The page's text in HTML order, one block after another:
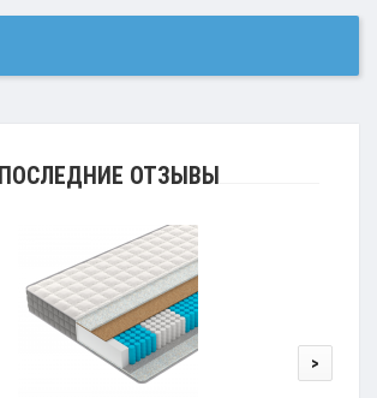
ПОСЛЕДНИЕ ОТЗЫВЫ
>